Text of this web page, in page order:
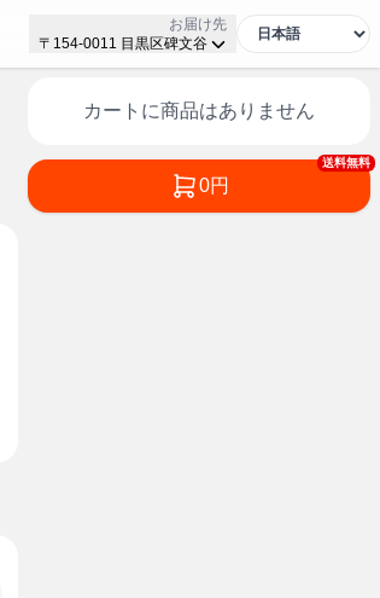
お届け先
〒154-0011 目黒区碑文谷
カートに商品はありません
送料無料
0円